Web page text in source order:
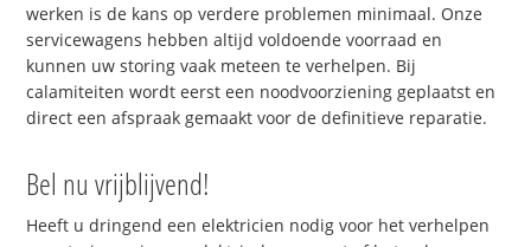
werken is de kans op verdere problemen minimaal. Onze
servicewagens hebben altijd voldoende voorraad en
kunnen uw storing vaak meteen te verhelpen. Bij
calamiteiten wordt eerst een noodvoorziening geplaatst en
direct een afspraak gemaakt voor de definitieve reparatie.
Bel nu vrijblijvend!
Heeft u dringend een elektricien nodig voor het verhelpen